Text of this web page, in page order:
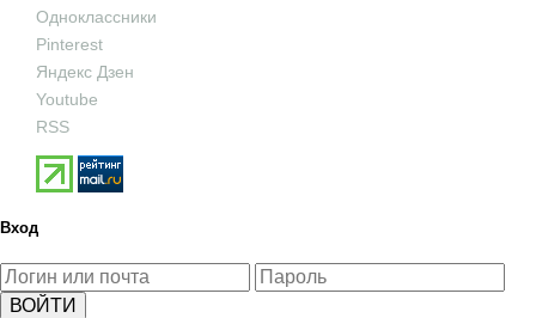
Одноклассники
Pinterest
Яндекс Дзен
Youtube
RSS
Вход